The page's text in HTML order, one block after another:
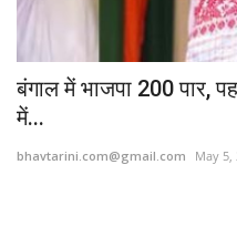
4 दिन में 10 किमी नहीं जा
bhavtarini.com@gmail.com